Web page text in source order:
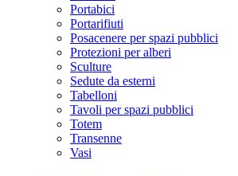
Portabici
Portarifiuti
Posacenere per spazi pubblici
Protezioni per alberi
Sculture
Sedute da esterni
Tabelloni
Tavoli per spazi pubblici
Totem
Transenne
Vasi